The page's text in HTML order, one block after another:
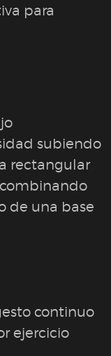
para
subiendo
rectangular
de una base
continuo
ejercicio